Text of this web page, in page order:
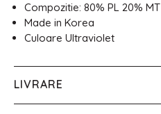
Compozitie: 80% PL 20% MT
Made in Korea
Culoare Ultraviolet
LIVRARE